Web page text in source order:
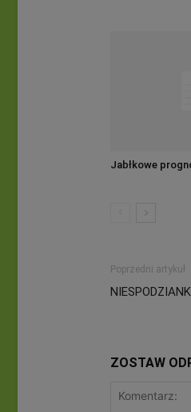
Jabłkowe
Poprzedni artykuł
ZOSTAW